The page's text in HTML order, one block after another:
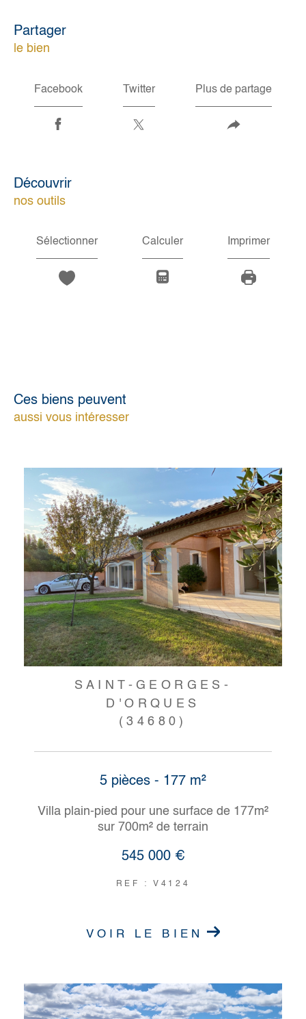
partager
le bien
Facebook Twitter Plus de partage
découvrir
nos outils
Sélectionner Calculer Imprimer
Ces biens peuvent
aussi vous intéresser
SAINT-GEORGES-
D'ORQUES
(34680)
5 pièces - 177 m²
Villa plain-pied pour une surface de 177m²
sur 700m² de terrain
545 000 €
REF : V4124
VOIR LE BIEN